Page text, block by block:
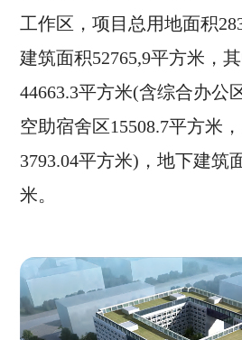
工作区，项目总用地面积
建筑面积52765,9平方米，
44663.3平方米(含综合办公
空助宿舍区15508.7平方米
3793.04平方米)，地下建筑
米。